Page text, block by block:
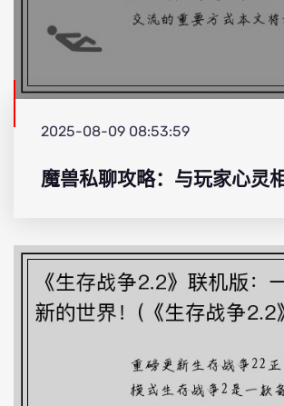
2025-08-09 08:53:59
魔兽私聊攻略：与玩家心灵